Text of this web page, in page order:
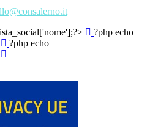
?php echo
?php echo